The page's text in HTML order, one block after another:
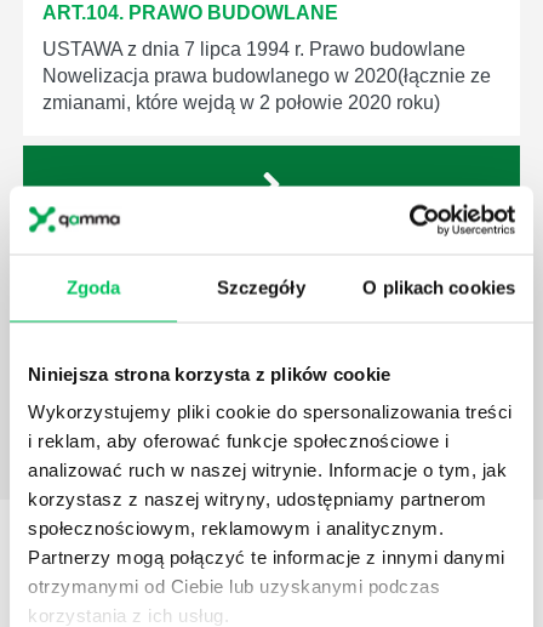
Zgoda Szczegóły O plikach cookies
Niniejsza strona korzysta z plików cookie
Wykorzystujemy pliki cookie do spersonalizowania treści
i reklam, aby oferować funkcje społecznościowe i
analizować ruch w naszej witrynie. Informacje o tym, jak
korzystasz z naszej witryny, udostępniamy partnerom
społecznościowym, reklamowym i analitycznym.
Partnerzy mogą połączyć te informacje z innymi danymi
otrzymanymi od Ciebie lub uzyskanymi podczas
korzystania z ich usług.
ART.104. PRAWO BUDOWLANE
USTAWA z dnia 7 lipca 1994 r. Prawo budowlane
Nowelizacja prawa budowlanego w 2020(łącznie ze
zmianami, które wejdą w 2 połowie 2020 roku)
USTAWA z dnia 7 lipca 1994 r. Prawo budowlane
Nowelizacja prawa budowlanego w 2020(łącznie ze
STREFY WIEDZY